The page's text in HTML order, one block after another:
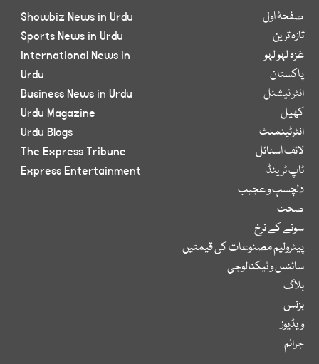
صفحۂ اول
تازہ ترین
غزہ لہو لہو
پاکستان
انٹر نیشنل
کھیل
انٹرٹینمنٹ
لائف اسٹائل
ٹاپ ٹرینڈ
دلچسپ و عجیب
صحت
سونے کے نرخ
پیٹرولیم مصنوعات کی قیمتیں
سائنس و ٹیکنالوجی
بلاگ
بزنس
ویڈیوز
جرائم
Showbiz News in Urdu
Sports News in Urdu
International News in
Urdu
Business News in Urdu
Urdu Magazine
Urdu Blogs
The Express Tribune
Express Entertainment